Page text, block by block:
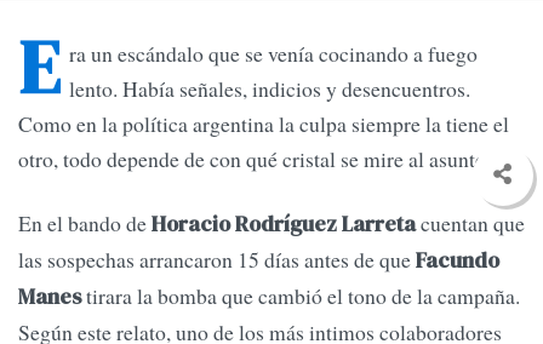
E ra un escándalo que se venía cocinando a fuego
lento. Había señales, indicios y desencuentros.
Como en la política argentina la culpa siempre la tiene el
otro, todo depende de con qué cristal se mire al asunto.
En el bando deHoracio Rodríguez Larretacuentan que
las sospechas arrancaron 15 días antes de queFacundo
Manestirara la bomba que cambió el tono de la campaña.
Según este relato, uno de los más intimos colaboradores